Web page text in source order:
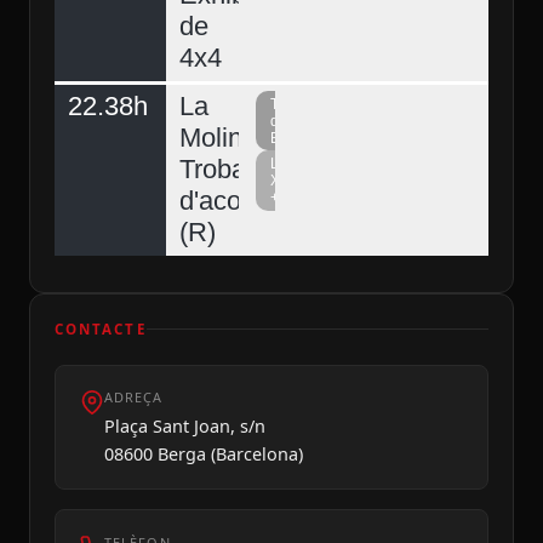
de
4x4
22.38h
La
Molina,
Trobada
d'acordionistes
(R)
Televisió
del
Berguedà
La
Xarxa
+
CONTACTE
ADREÇA
Plaça Sant Joan, s/n
08600 Berga (Barcelona)